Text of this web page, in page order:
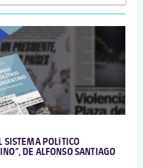
SISTEMA POLÍTICO
DE ALFONSO SANTIAGO